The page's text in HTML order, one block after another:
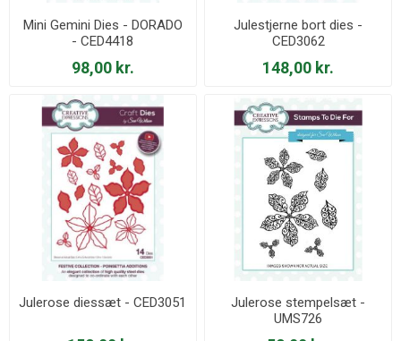
Mini Gemini Dies - DORADO
- CED4418
98,00 kr.
Julestjerne bort dies -
CED3062
148,00 kr.
Julerose diessæt - CED3051
Julerose stempelsæt -
UMS726